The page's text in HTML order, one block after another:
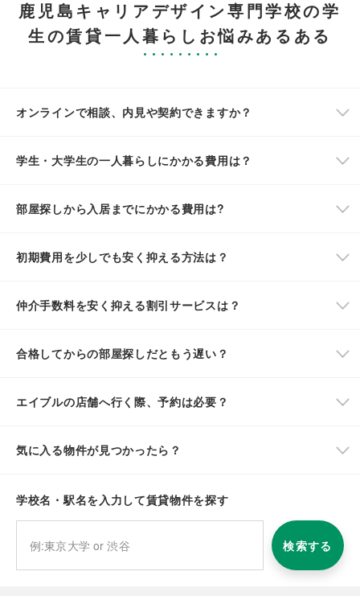
鹿児島キャリアデザイン専門学校の学
生の賃貸一人暮らしお悩みあるある
オンラインで相談、内見や契約できますか？
学生・大学生の一人暮らしにかかる費用は？
部屋探しから入居までにかかる費用は?
初期費用を少しでも安く抑える方法は？
仲介手数料を安く抑える割引サービスは？
合格してからの部屋探しだともう遅い？
エイブルの店舗へ行く際、予約は必要？
気に入る物件が見つかったら？
学校名・駅名を入力して賃貸物件を探す
検索する